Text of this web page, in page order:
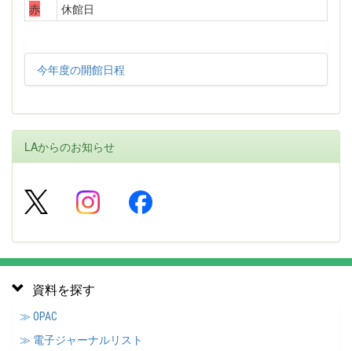
赤
休館日
今年度の開館日程
LAからのお知らせ
資料を探す
≫ OPAC
≫ 電子ジャーナルリスト